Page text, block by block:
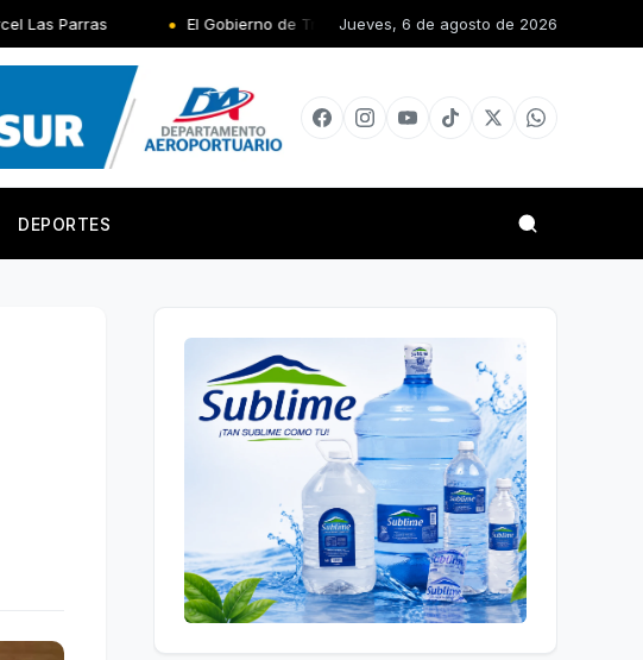
El Gobierno de Trump califica de «oportunidad única» el diálogo en
Jueves, 6 de agosto de 2026
DEPORTES